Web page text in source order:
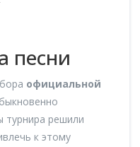
песни
официальной
турнира решили
к этому